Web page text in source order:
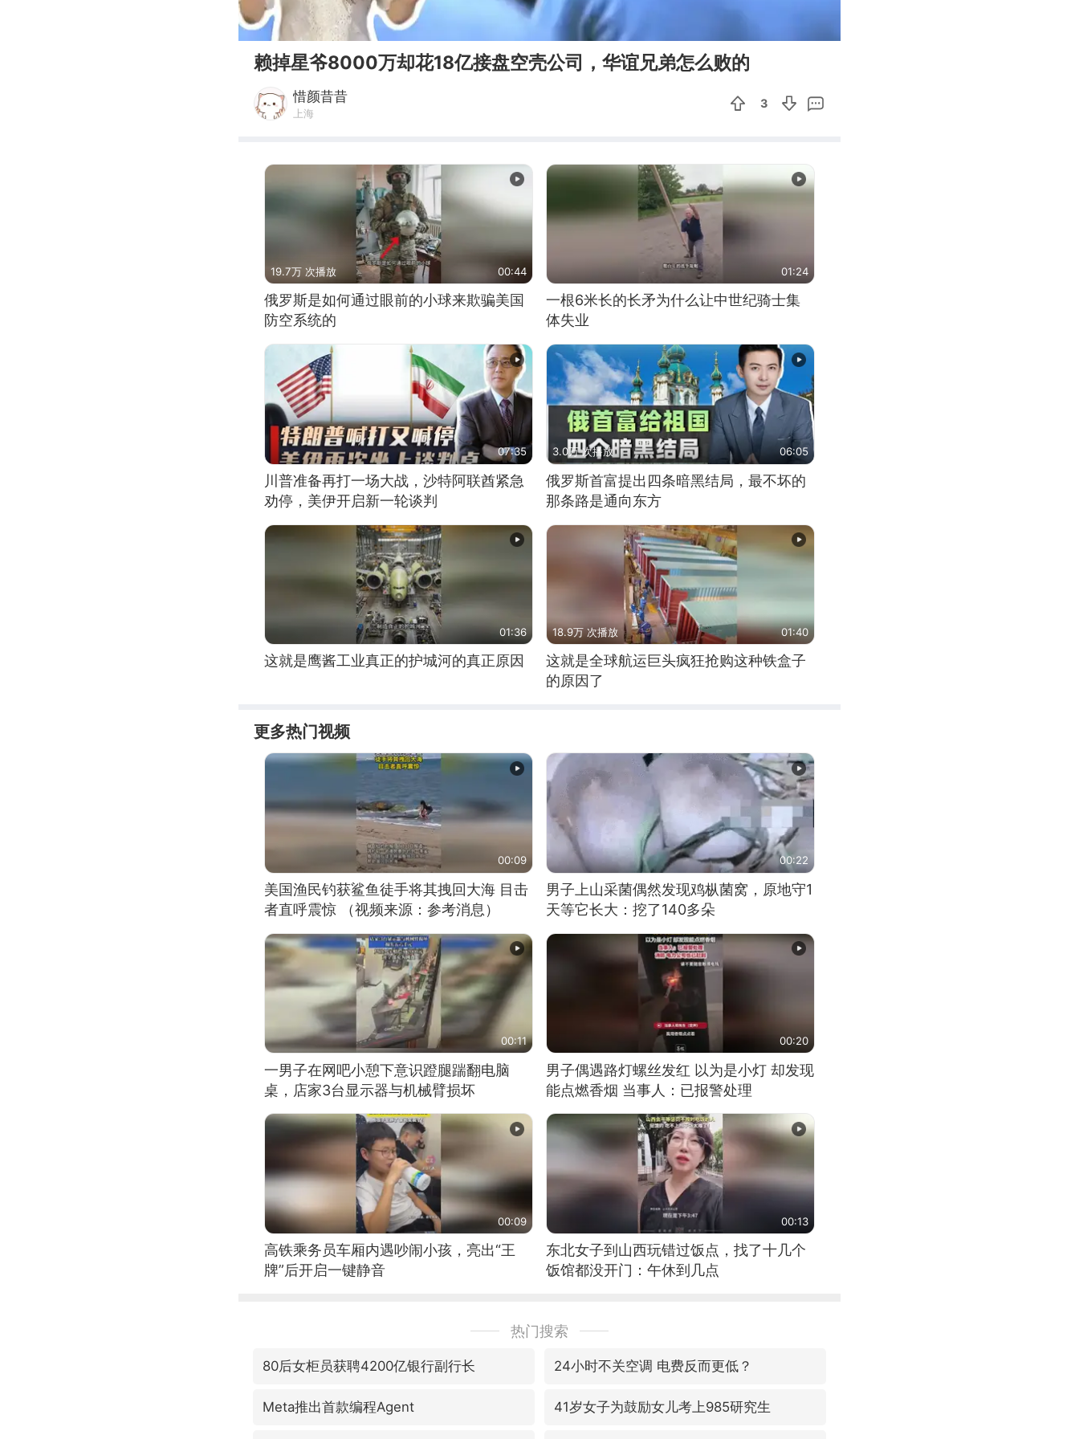
00:00
赖掉星爷8000万却花18亿接盘空壳公司，华谊兄弟怎么败的
惜颜昔昔
上海
3
19.7万 次播放 00:44
俄罗斯是如何通过眼前的小球来欺骗美国
防空系统的
01:24
一根6米长的长矛为什么让中世纪骑士集
体失业
07:35
川普准备再打一场大战，沙特阿联酋紧急
劝停，美伊开启新一轮谈判
3.0万 次播放 06:05
俄罗斯首富提出四条暗黑结局，最不坏的
那条路是通向东方
01:36
这就是鹰酱工业真正的护城河的真正原因
18.9万 次播放 01:40
这就是全球航运巨头疯狂抢购这种铁盒子
的原因了
更多热门视频
00:09
美国渔民钓获鲨鱼徒手将其拽回大海 目击
者直呼震惊 （视频来源：参考消息）
00:22
男子上山采菌偶然发现鸡枞菌窝，原地守1
天等它长大：挖了140多朵
00:11
一男子在网吧小憩下意识蹬腿踹翻电脑
桌，店家3台显示器与机械臂损坏
00:20
男子偶遇路灯螺丝发红 以为是小灯 却发现
能点燃香烟 当事人：已报警处理
00:09
高铁乘务员车厢内遇吵闹小孩，亮出“王
牌”后开启一键静音
00:13
东北女子到山西玩错过饭点，找了十几个
饭馆都没开门：午休到几点
热门搜索
80后女柜员获聘4200亿银行副行长 24小时不关空调 电费反而更低？
Meta推出首款编程Agent 41岁女子为鼓励女儿考上985研究生